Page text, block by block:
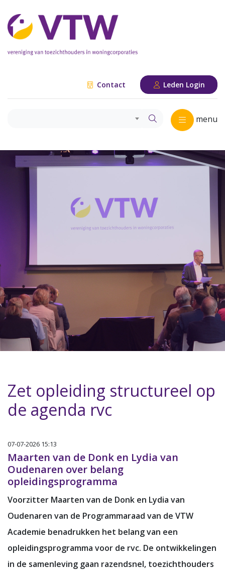
Contact Leden Login
menu
Zet opleiding structureel op
de agenda rvc
07-07-2026 15:13
Maarten van de Donk en Lydia van
Oudenaren over belang
opleidingsprogramma
Voorzitter Maarten van de Donk en Lydia van
Oudenaren van de Programmaraad van de VTW
Academie benadrukken het belang van een
opleidingsprogramma voor de rvc. De ontwikkelingen
in de samenleving gaan razendsnel, toezichthouders